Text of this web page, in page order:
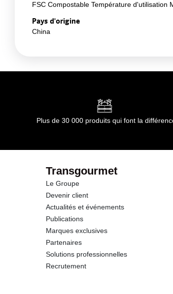
FSC Compostable Température d'utilisation
Pays d'origine
China
Plus de 30 000 produits qui font la
Transgourmet
Le Groupe
Devenir client
Actualités et événements
Publications
Marques exclusives
Partenaires
Solutions professionnelles
Recrutement